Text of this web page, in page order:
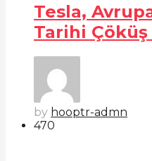
Tesla,
Tarihi Çöküş
by hooptr-admn
470